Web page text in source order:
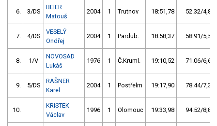
6. 3/DS
BEIER
Matouš
2004 1 Trutnov 18:51,78 52.32/4,8
7. 4/DS
VESELÝ
Ondřej
2004 1 Pardub. 18:58,37 58.91/5,5
8. 1/V
NOVOSAD
Lukáš
1976 1 Č.Kruml. 19:10,52 71.06/6,6
9. 5/DS
RAŠNER
Karel
2004 1 Postřelm 19:17,90 78.44/7,3
10.
KRISTEK
Václav
1996 1 Olomouc 19:33,98 94.52/8,8